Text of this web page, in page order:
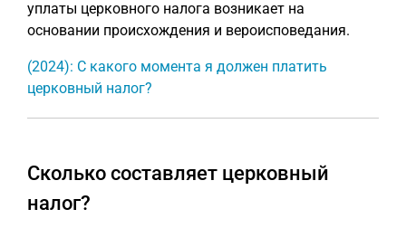
уплаты церковного налога возникает на
основании происхождения и вероисповедания.
(2024): С какого момента я должен платить
церковный налог?
Сколько составляет церковный
налог?